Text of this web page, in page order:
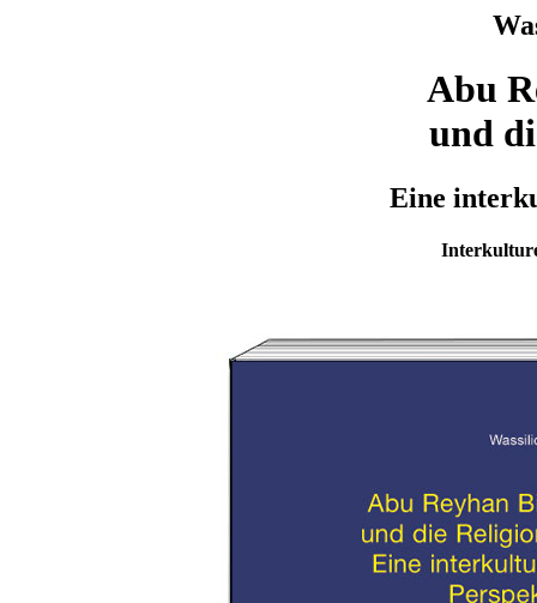
Abu
und
Eine